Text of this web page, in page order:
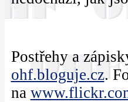
Postřehy a
ohf.bloguje.cz.
na